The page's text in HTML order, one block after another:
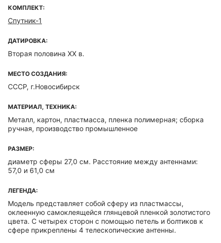
КОМПЛЕКТ:
Спутник-1
ДАТИРОВКА:
Вторая половина XX в.
МЕСТО СОЗДАНИЯ:
СССР, г.Новосибирск
МАТЕРИАЛ, ТЕХНИКА:
Металл, картон, пластмасса, пленка полимерная; сборка
ручная, производство промышленное
РАЗМЕР:
диаметр сферы 27,0 см. Расстояние между антеннами:
57,0 и 61,0 см
ЛЕГЕНДА:
Модель представляет собой сферу из пластмассы,
оклеенную самоклеящейся глянцевой пленкой золотистого
цвета. С четырех сторон с помощью петель и болтиков к
сфере прикреплены 4 телескопические антенны.